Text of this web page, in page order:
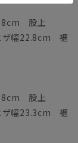
股上
幅22.8cm 裾
股上
幅23.3cm 裾